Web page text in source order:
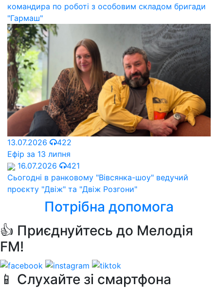
командира по роботі з особовим складом бригади
"Гармаш"
13.07.2026
422
Ефір за 13 липня
16.07.2026
421
Сьогодні в ранковому "Вівсянка-шоу" ведучий
проєкту "Двіж" та "Двіж Розгони"
Потрібна допомога
👍 Приєднуйтесь до Мелодія
FM!
📱 Слухайте зі смартфона